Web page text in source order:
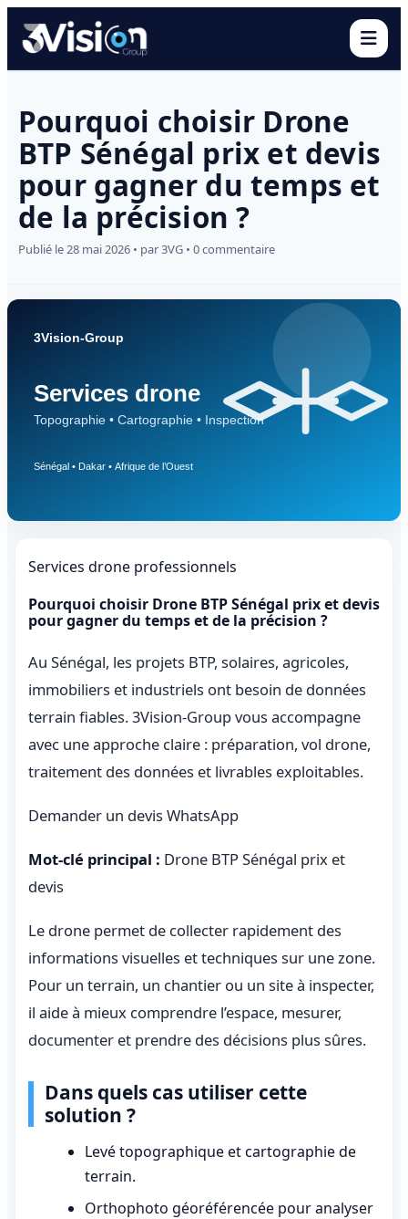
Pourquoi choisir Drone
BTP Sénégal prix et devis
pour gagner du temps et
de la précision ?
Publié le 28 mai 2026 • par 3VG • 0 commentaire
Services drone professionnels
Pourquoi choisir Drone BTP Sénégal prix et devis
pour gagner du temps et de la précision ?
Au Sénégal, les projets BTP, solaires, agricoles,
immobiliers et industriels ont besoin de données
terrain fiables. 3Vision-Group vous accompagne
avec une approche claire : préparation, vol drone,
traitement des données et livrables exploitables.
Demander un devis WhatsApp
Mot-clé principal : Drone BTP Sénégal prix et
devis
Le drone permet de collecter rapidement des
informations visuelles et techniques sur une zone.
Pour un terrain, un chantier ou un site à inspecter,
il aide à mieux comprendre l’espace, mesurer,
documenter et prendre des décisions plus sûres.
Dans quels cas utiliser cette
solution ?
Levé topographique et cartographie de
terrain.
Orthophoto géoréférencée pour analyser